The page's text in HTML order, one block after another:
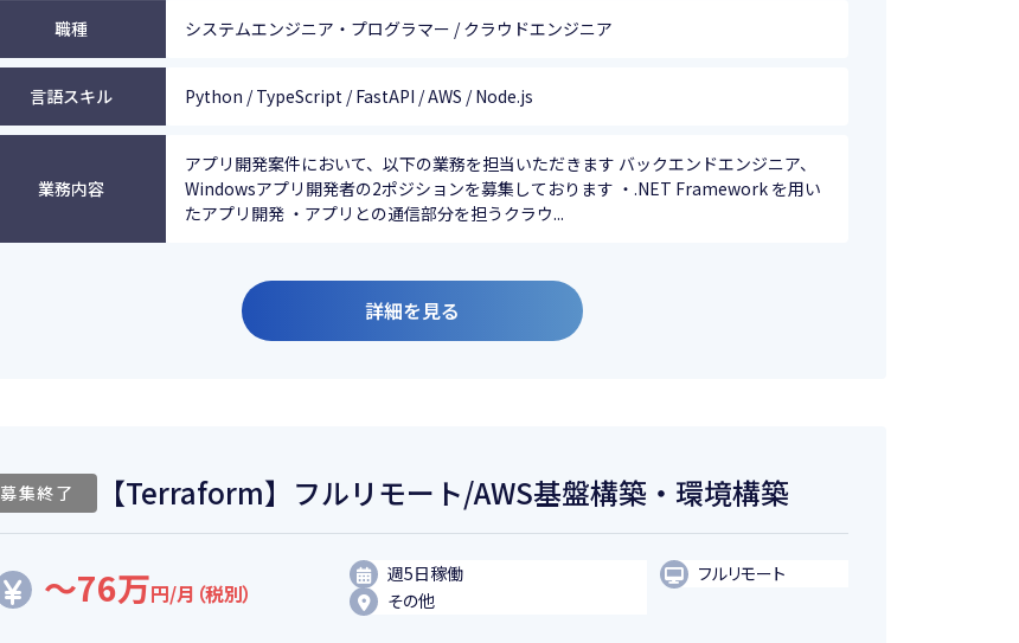
職種 システムエンジニア・プログラマー / クラウドエンジニア
言語スキル Python / TypeScript / FastAPI / AWS / Node.js
業務内容
アプリ開発案件において、以下の業務を担当いただきます バックエンドエンジニア、
Windowsアプリ開発者の2ポジションを募集しております ・.NET Framework を用い
たアプリ開発 ・アプリとの通信部分を担うクラウ...
詳細を見る
募集終了 【Terraform】フルリモート/AWS基盤構築・環境構築
～76万円/月（税別）
週5日稼働
フルリモート
その他